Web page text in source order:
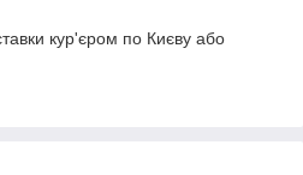
кур'єром по Києву або